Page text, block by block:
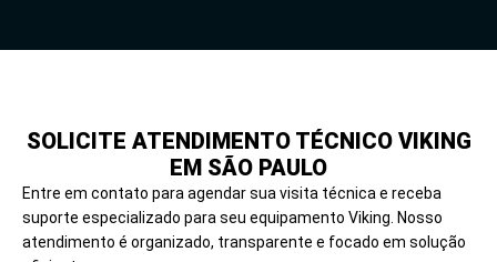
SOLICITE ATENDIMENTO TÉCNICO VIKING
EM SÃO PAULO
Entre em contato para agendar sua visita técnica e receba
suporte especializado para seu equipamento Viking. Nosso
atendimento é organizado, transparente e focado em solução